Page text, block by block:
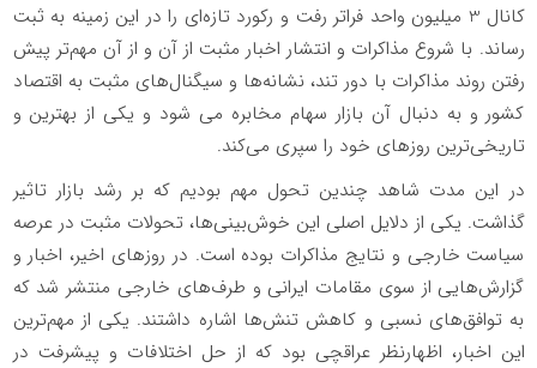
کانال 3 میلیون واحد فراتر رفت و رکورد تازه‌ای را در این زمینه به ثبت
رساند. با شروع مذاکرات و انتشار اخبار مثبت از آن و از آن مهم‌تر پیش
رفتن روند مذاکرات با دور تند، نشانه‌ها و سیگنال‌های مثبت به اقتصاد
کشور و به دنبال آن بازار سهام مخابره می شود و یکی از بهترین و
تاریخی‌ترین روزهای خود را سپری می‌کند.
در این مدت شاهد چندین تحول مهم بودیم که بر رشد بازار تاثیر
گذاشت. یکی از دلایل اصلی این خوش‌بینی‌ها، تحولات مثبت در عرصه
سیاست خارجی و نتایج مذاکرات بوده است. در روزهای اخیر، اخبار و
گزارش‌هایی از سوی مقامات ایرانی و طرف‌های خارجی منتشر شد که
به توافق‌های نسبی و کاهش تنش‌ها اشاره داشتند. یکی از مهم‌ترین
این اخبار، اظهارنظر عراقچی بود که از حل اختلافات و پیشرفت در